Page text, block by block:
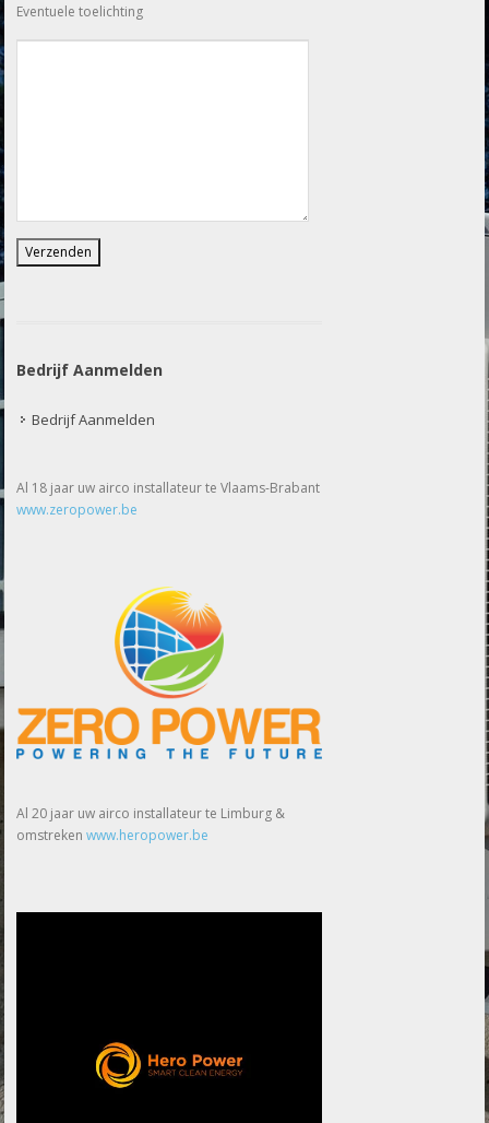
Eventuele toelichting
Bedrijf Aanmelden
Bedrijf Aanmelden
Al 18 jaar uw airco installateur te Vlaams-Brabant
www.zeropower.be
Al 20 jaar uw airco installateur te Limburg &
omstrekenwww.heropower.be